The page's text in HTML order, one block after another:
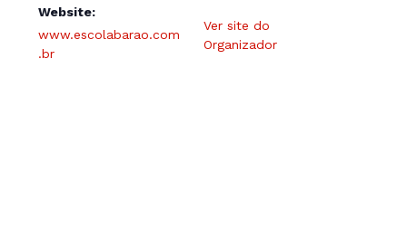
Website:
www.escolabarao.com
.br
Ver site do
Organizador